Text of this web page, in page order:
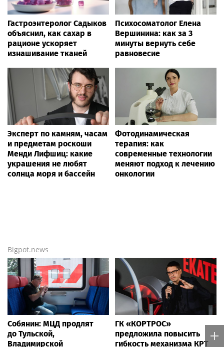
Гастроэнтеролог Садыков
объяснил, как сахар в
рационе ускоряет
изнашивание тканей
Психосоматолог Елена
Вершинина: как за 3
минуты вернуть себе
равновесие
Эксперт по камням, часам
и предметам роскоши
Менди Лифшиц: какие
украшения не любят
солнца моря и бассейн
Фотодинамическая
терапия: как
современные технологии
меняют подход к лечению
онкологии
Bigpot.news
Собянин: МЦД продлят
до Тульской,
Владимирской
ГК «КОРТРОС»
предложила повысить
гибкость механизма КРТ